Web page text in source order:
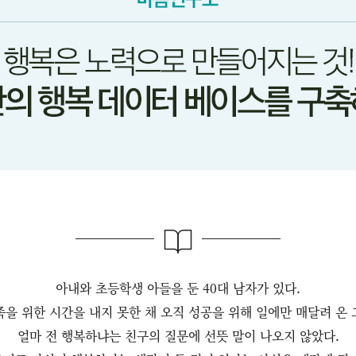
아내와 초등학생 아들을 둔 40대 남자가 있다.
을 위한 시간을 내지 못한 채 오직 성공을 위해 일에만 매달려 온
얼마 전 행복하냐는 친구의 질문에 선뜻 말이 나오지 않았다.